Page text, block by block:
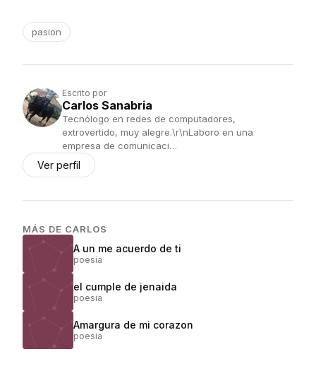
pasion
Escrito por
Carlos Sanabria
Tecnólogo en redes de computadores,
extrovertido, muy alegre.\r\nLaboro en una
empresa de comunicaci…
Ver perfil
MÁS DE CARLOS
A un me acuerdo de ti
poesia
el cumple de jenaida
poesia
Amargura de mi corazon
poesia